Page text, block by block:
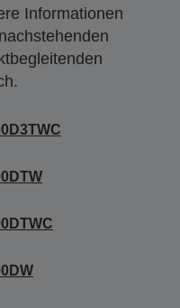
Informationen